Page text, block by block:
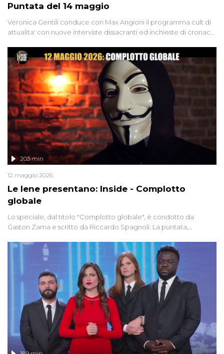
Puntata del 14 maggio
Veronica Gentili conduce con Max Angioni il programma cult di
attualita' con nuove interviste dissacranti ed inchieste di cronaca
Le Iene presentano: Inside - Complotto
globale
203 min
12 maggio 2026
Lo speciale, dal titolo "Complotto globale", è condotto da
Gaston Zama e scritto da Riccardo Spagnoli. La puntata,
racconta l'universo delle narrazioni alternative, dei sospetti
globali e del complottismo che negli ultimi anni hanno invaso
social network, talk show, piazze digitali e immaginario collettivo.